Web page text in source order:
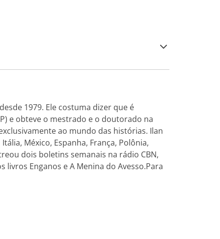
1979. Ele costuma dizer que é
e obteve o mestrado e o doutorado na
ao mundo das histórias. Ilan
México, Espanha, França, Polônia,
dois boletins semanais na rádio CBN,
Enganos e A Menina do Avesso.Para